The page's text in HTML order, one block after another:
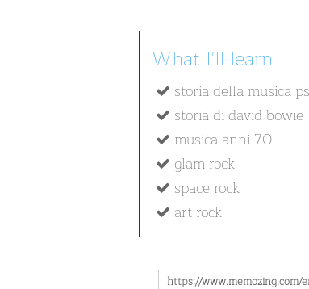
What I'll learn
storia della musica
storia di david bowie
musica anni 70
glam rock
space rock
art rock